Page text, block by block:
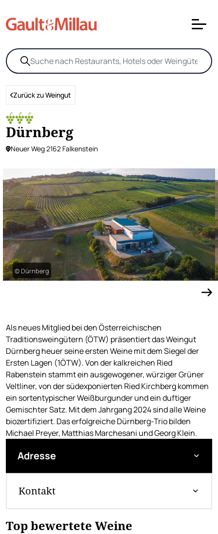
Zurück zu Weingut
Dürnberg
Neuer Weg 2162 Falkenstein
© Dürnberg
Als neues Mitglied bei den Österreichischen
Traditionsweingütern (ÖTW) präsentiert das Weingut
Dürnberg heuer seine ersten Weine mit dem Siegel der
Ersten Lagen (1ÖTW). Von der kalkreichen Ried
Rabenstein stammt ein ausgewogener, würziger Grüner
Veltliner, von der südexponierten Ried Kirchberg kommen
ein sortentypischer Weißburgunder und ein duftiger
Gemischter Satz. Mit dem Jahrgang 2024 sind alle Weine
biozertifiziert. Das erfolgreiche Dürnberg-Trio bilden
Michael Preyer, Matthias Marchesani und Georg Klein.
Adresse
Kontakt
Top bewertete Weine